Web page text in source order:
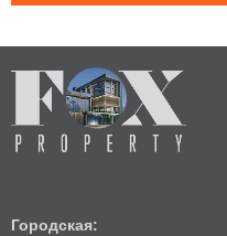
Городская: